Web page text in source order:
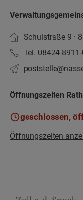
Schulstraße 9 ·
Tel. 08424 8911-
Öffnungszeiten
geschlossen,
Öffnungszeiten